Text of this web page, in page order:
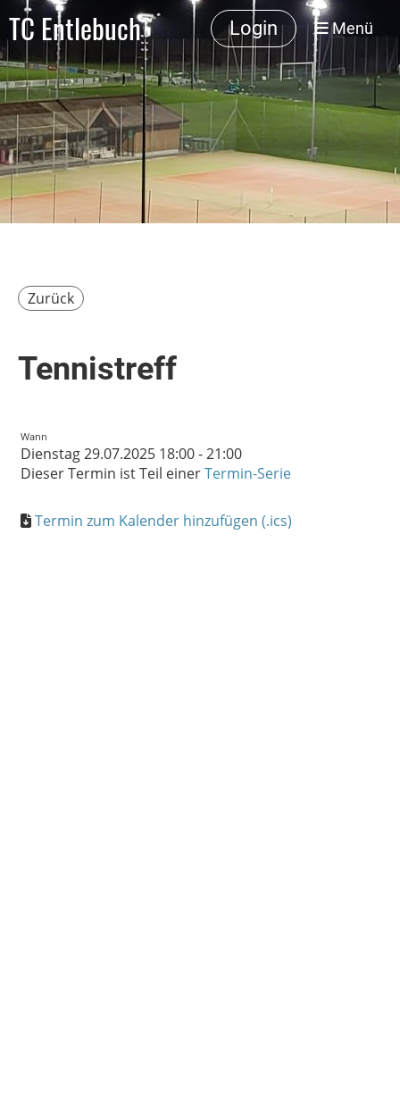
TC Entlebuch Login Menü
Zurück
Tennistreff
Wann
Dienstag 29.07.2025 18:00 - 21:00
Dieser Termin ist Teil einerTermin-Serie
Termin zum Kalender hinzufügen (.ics)